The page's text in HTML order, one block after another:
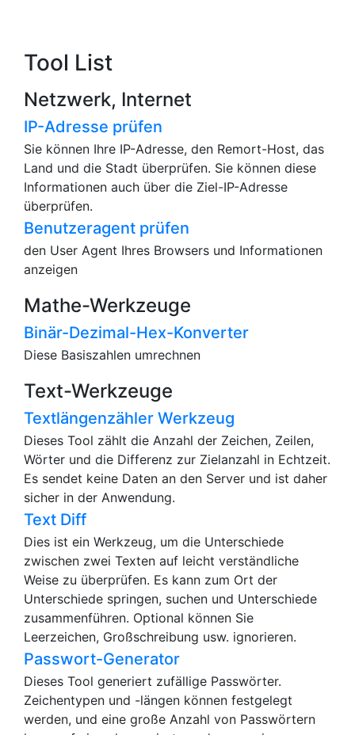
Tool List
Netzwerk, Internet
IP-Adresse prüfen
Sie können Ihre IP-Adresse, den Remort-Host, das
Land und die Stadt überprüfen. Sie können diese
Informationen auch über die Ziel-IP-Adresse
überprüfen.
Benutzeragent prüfen
den User Agent Ihres Browsers und Informationen
anzeigen
Mathe-Werkzeuge
Binär-Dezimal-Hex-Konverter
Diese Basiszahlen umrechnen
Text-Werkzeuge
Textlängenzähler Werkzeug
Dieses Tool zählt die Anzahl der Zeichen, Zeilen,
Wörter und die Differenz zur Zielanzahl in Echtzeit.
Es sendet keine Daten an den Server und ist daher
sicher in der Anwendung.
Text Diff
Dies ist ein Werkzeug, um die Unterschiede
zwischen zwei Texten auf leicht verständliche
Weise zu überprüfen. Es kann zum Ort der
Unterschiede springen, suchen und Unterschiede
zusammenführen. Optional können Sie
Leerzeichen, Großschreibung usw. ignorieren.
Passwort-Generator
Dieses Tool generiert zufällige Passwörter.
Zeichentypen und -längen können festgelegt
werden, und eine große Anzahl von Passwörtern